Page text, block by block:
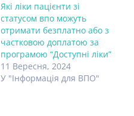
Які ліки пацієнти зі
статусом впо можуть
отримати безплатно або з
частковою доплатою за
програмою “Доступні ліки”
11 Вересня, 2024
У "Інформація для ВПО"